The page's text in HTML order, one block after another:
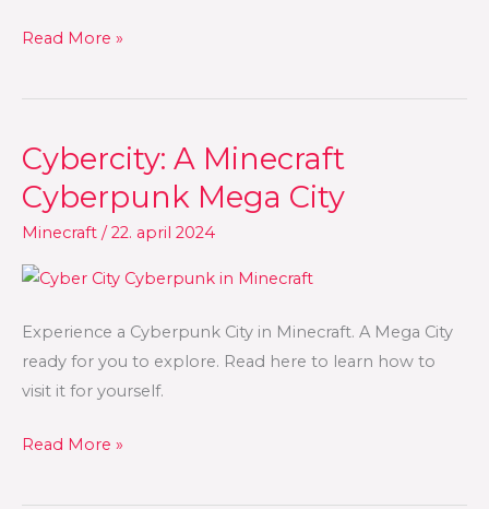
Read More »
Cybercity: A Minecraft
Cyberpunk Mega City
Minecraft /22. april 2024
Experience a Cyberpunk City in Minecraft. A Mega City
ready for you to explore. Read here to learn how to
visit it for yourself.
Cybercity:
A
Minecraft
Cyberpunk
Mega
Read More »